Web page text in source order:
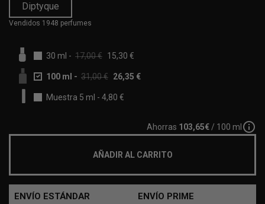
Diptyque
Vendidos 1948 perfumes
30 ml - 17,00 € 15,30 €
100 ml - 31,00 € 26,35 €
Muestra 5 ml - 4,80 €
Ahorras 103,65€ / 100 mlinfo_outline
AÑADIR AL CARRITO
ENVÍO ESTÁNDAR ENVÍO PRIME